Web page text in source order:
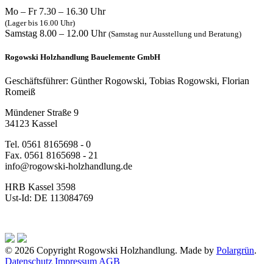
Mo – Fr 7.30 – 16.30 Uhr
(Lager bis 16.00 Uhr)
Samstag 8.00 – 12.00 Uhr (Samstag nur Ausstellung und Beratung)
Rogowski Holzhandlung Bauelemente GmbH
Geschäftsführer: Günther Rogowski, Tobias Rogowski, Florian
Romeiß
Mündener Straße 9
34123 Kassel
Tel. 0561 8165698 - 0
Fax. 0561 8165698 - 21
info@rogowski-holzhandlung.de
HRB Kassel 3598
Ust-Id: DE 113084769
© 2026 Copyright Rogowski Holzhandlung. Made by Polargrün.
Datenschutz Impressum AGB